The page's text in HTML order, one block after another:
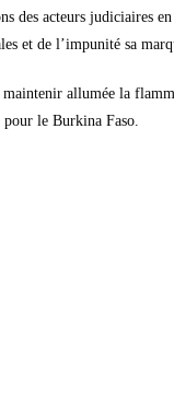
des acteurs judiciaires
et de l’impunité sa
allumée la
le Burkina Faso.